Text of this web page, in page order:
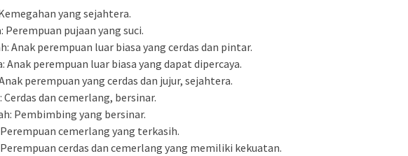
yang sejahtera.
Perempuan pujaan yang suci.
Anak perempuan luar biasa yang cerdas dan pintar.
Anak perempuan luar biasa yang dapat dipercaya.
perempuan yang cerdas dan jujur, sejahtera.
dan cemerlang, bersinar.
Pembimbing yang bersinar.
cemerlang yang terkasih.
cerdas dan cemerlang yang memiliki kekuatan.